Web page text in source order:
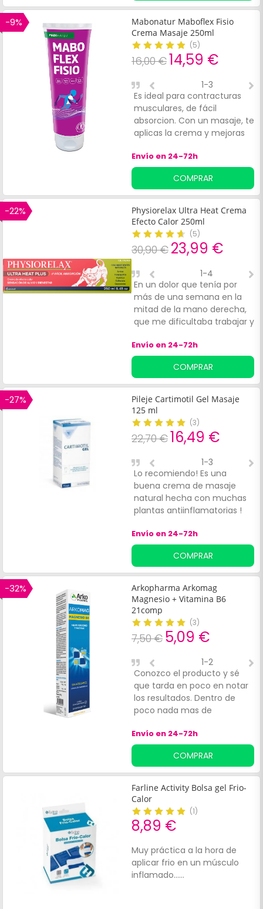
-9%
Mabonatur Maboflex Fisio
Crema Masaje 250ml
(5)
16,00 €14,59 €
Es ideal para contracturas
musculares, de fácil
absorcion. Con un masaje, te
aplicas la crema y mejoras
crema
1-3
Envío en 24-72h
COMPRAR
-22%
Physiorelax Ultra Heat Crema
Efecto Calor 250ml
(5)
30,90 € 23,99 €
En un dolor que tenía por
más de una semana en la
mitad de la mano derecha,
que me dificultaba trabajar y
con apenas dos aplicaciones
en las noches disminuyó
notablemente el dolor, y en
el tercer día con una
aplicación más que me dí,
desapareció el dolor.
1-4
Envío en 24-72h
COMPRAR
-27%
Pileje Cartimotil Gel Masaje
125 ml
(3)
22,70 €16,49 €
Lo recomiendo! Es una
buena crema de masaje
natural hecha con muchas
plantas antiinflamatorias !
húmero y me la puse todos
los días día y noche es
buena tanto para la piel que
para las articulaciones y
músculos ! Me encanta
1-3
Envío en 24-72h
COMPRAR
-32%
Arkopharma Arkomag
Magnesio + Vitamina B6
21comp
(3)
7,50 € 5,09 €
Conozco el producto y sé
que tarda en poco en notar
los resultados. Dentro de
poco nada mas de
1-2
Envío en 24-72h
COMPRAR
Farline Activity Bolsa gel Frio-
Calor
(1)
8,89 €
Muy práctica a la hora de
aplicar frio en un músculo
inflamado......